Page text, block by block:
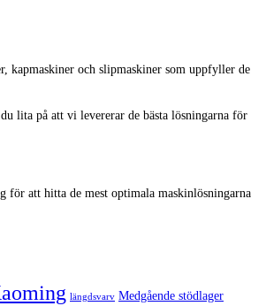
kapmaskiner och slipmaskiner som uppfyller de
lita på att vi levererar de bästa lösningarna för
för att hitta de mest optimala maskinlösningarna
längdsvarv Medgående stödlager